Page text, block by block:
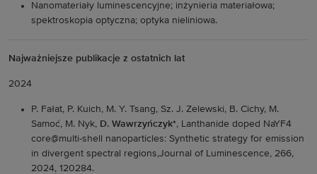
Nanomateriały luminescencyjne; inżynieria materiałowa;
spektroskopia optyczna; optyka nieliniowa.
Najważniejsze publikacje z ostatnich lat
2024
P. Fałat, P. Kuich, M. Y. Tsang, Sz. J. Zelewski, B. Cichy, M.
Samoć, M. Nyk, D. Wawrzyńczyk*, Lanthanide doped NaYF4
core@multi-shell nanoparticles: Synthetic strategy for emission
in divergent spectral regions,Journal of Luminescence, 266,
2024, 120284.